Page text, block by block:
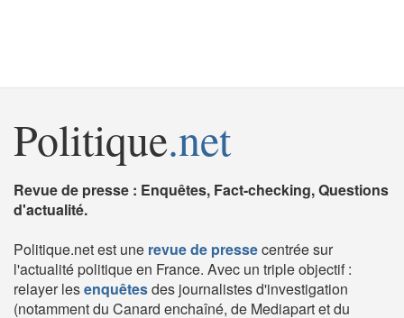
Politique.net
Revue de presse : Enquêtes, Fact-checking, Questions
d'actualité.
Politique.net est une revue de pressecentrée sur
l'actualité politique en France. Avec un triple objectif :
relayer lesenquêtesdes journalistes d'investigation
(notamment du Canard enchaîné, de Mediapart et du